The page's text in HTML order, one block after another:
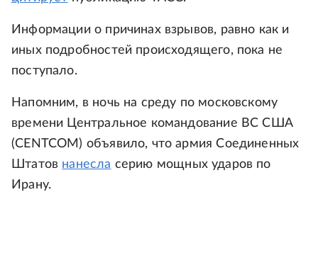
Информации о причинах взрывов, равно как и
иных подробностей происходящего, пока не
поступало.
Напомним, в ночь на среду по московскому
времени Центральное командование ВС США
(CENTCOM) объявило, что армия Соединенных
Штатов нанесла серию мощных ударов по
Ирану.